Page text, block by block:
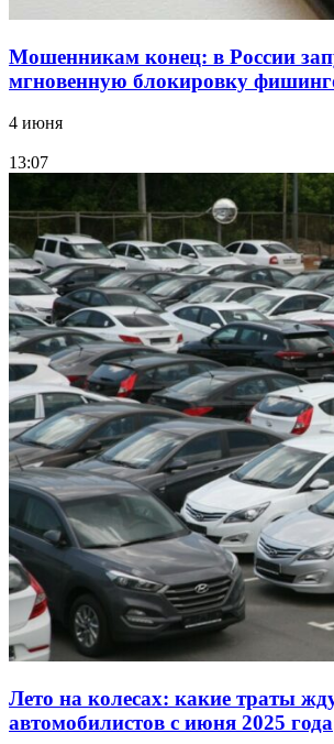
Мошенникам конец: в России
мгновенную блокировку
4 июня
13:07
Лето на колесах: какие траты
автомобилистов с июня 2025 года